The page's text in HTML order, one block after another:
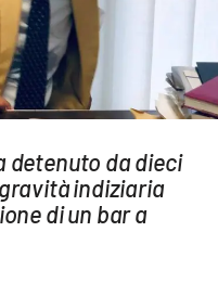
detenuto da dieci
indiziaria
di un bar a